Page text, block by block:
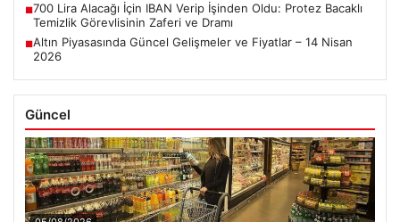
■700 Lira Alacağı İçin IBAN Verip İşinden Oldu: Protez Bacaklı
Temizlik Görevlisinin Zaferi ve Dramı
■Altın Piyasasında Güncel Gelişmeler ve Fiyatlar – 14 Nisan
2026
Güncel